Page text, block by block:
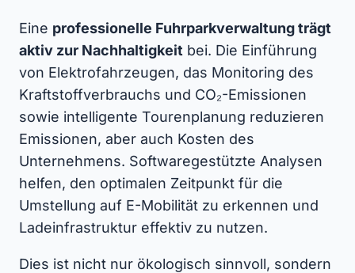
Eine professionelle Fuhrparkverwaltung trägt
aktiv zur Nachhaltigkeit bei. Die Einführung
von Elektrofahrzeugen, das Monitoring des
Kraftstoffverbrauchs und CO₂-Emissionen
sowie intelligente Tourenplanung reduzieren
Emissionen, aber auch Kosten des
Unternehmens. Softwaregestützte Analysen
helfen, den optimalen Zeitpunkt für die
Umstellung auf E-Mobilität zu erkennen und
Ladeinfrastruktur effektiv zu nutzen.
Dies ist nicht nur ökologisch sinnvoll, sondern